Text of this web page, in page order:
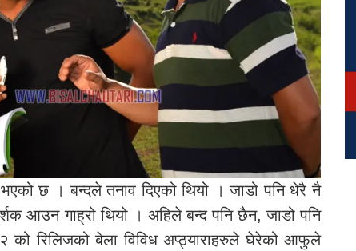
छ । बन्दले तनाव दिएको थियो । जाडो पनि धेरै नै
आउन गाह्रो थियो । अहिले बन्द पनि छैन, जाडो पनि
को रिलिजको बेला विविध अप्ठ्याराहरुले घेरेको आफुले